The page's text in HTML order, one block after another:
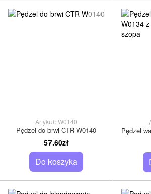
Artykuł: W0140
Pędzel do brwi CTR W0140
57.60zł
Do koszyka